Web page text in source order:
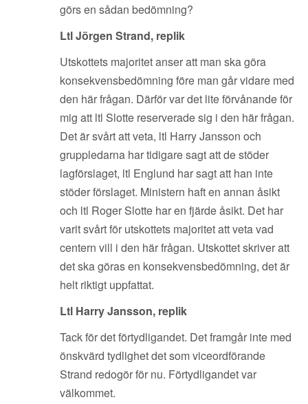
görs en sådan bedömning?
Ltl Jörgen Strand, replik
Utskottets majoritet anser att man ska göra
konsekvensbedömning före man går vidare med
den här frågan. Därför var det lite förvånande för
mig att ltl Slotte reserverade sig i den här frågan.
Det är svårt att veta, ltl Harry Jansson och
gruppledarna har tidigare sagt att de stöder
lagförslaget, ltl Englund har sagt att han inte
stöder förslaget. Ministern haft en annan åsikt
och ltl Roger Slotte har en fjärde åsikt. Det har
varit svårt för utskottets majoritet att veta vad
centern vill i den här frågan. Utskottet skriver att
det ska göras en konsekvensbedömning, det är
helt riktigt uppfattat.
Ltl Harry Jansson, replik
Tack för det förtydligandet. Det framgår inte med
önskvärd tydlighet det som viceordförande
Strand redogör för nu. Förtydligandet var
välkommet.